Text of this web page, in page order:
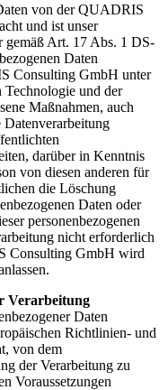
von der QUADRIS
und ist unser
gemäß Art. 17 Abs. 1 DS-
Daten
Consulting GmbH unter
und der
Maßnahmen, auch
darüber in Kenntnis
von diesen anderen für
die Löschung
Daten oder
personenbezogenen
nicht erforderlich
Consulting GmbH wird
Verarbeitung
Daten
Richtlinien- und
von dem
der Verarbeitung zu
Voraussetzungen